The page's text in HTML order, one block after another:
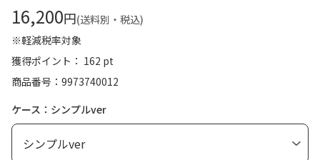
16,200円(送料別・税込)
※軽減税率対象
獲得ポイント： 162 pt
商品番号
9973740012
ケース：シンプルver